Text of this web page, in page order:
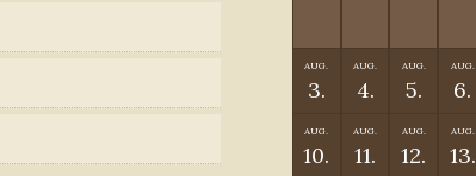
AUG.
3.
AUG.
4.
AUG.
5.
AUG.
6.
AUG.
10.
AUG.
11.
AUG.
12.
AUG.
13.